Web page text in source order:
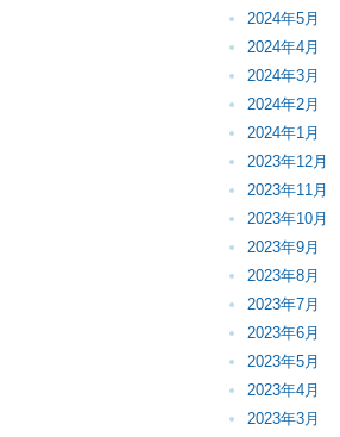
2024年5月
2024年4月
2024年3月
2024年2月
2024年1月
2023年12月
2023年11月
2023年10月
2023年9月
2023年8月
2023年7月
2023年6月
2023年5月
2023年4月
2023年3月